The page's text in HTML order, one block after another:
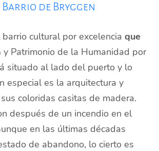
Barrio de Bryggen
barrio cultural por excelenciaque
y Patrimonio de la Humanidad por
situado al lado del puerto y lo
especial es la arquitectura y
coloridas casitas de madera.
después de un incendio en el
en las últimas décadas
de abandono, lo cierto es